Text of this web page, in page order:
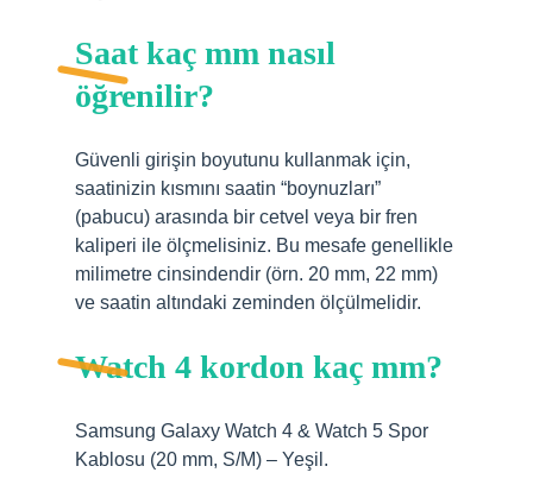
Saat kaç mm nasıl
öğrenilir?
Güvenli girişin boyutunu kullanmak için,
saatinizin kısmını saatin “boynuzları”
(pabucu) arasında bir cetvel veya bir fren
kaliperi ile ölçmelisiniz. Bu mesafe genellikle
milimetre cinsindendir (örn. 20 mm, 22 mm)
ve saatin altındaki zeminden ölçülmelidir.
Watch 4 kordon kaç mm?
Samsung Galaxy Watch 4 & Watch 5 Spor
Kablosu (20 mm, S/M) – Yeşil.